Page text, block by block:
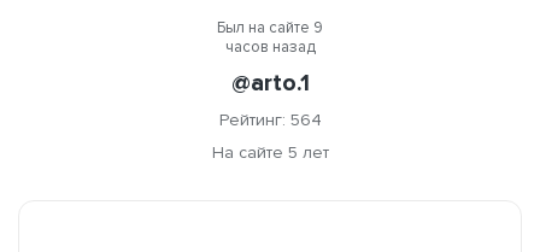
Был на сайте 9
часов назад
@arto.1
Рейтинг: 564
На сайте 5 лет